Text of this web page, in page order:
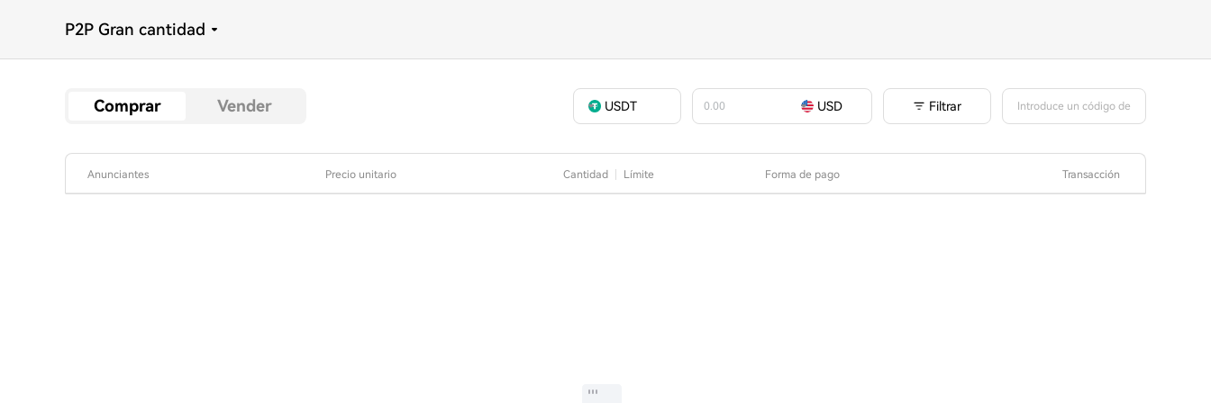
P2P Gran cantidad
Comprar Vender USDT USD Filtrar
Anunciantes Precio unitario Cantidad Límite Forma de pago Transacción